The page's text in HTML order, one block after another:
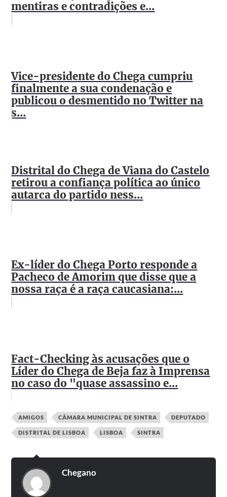
mentiras e contradições e...
Vice-presidente do Chega cumpriu
finalmente a sua condenação e
publicou o desmentido no Twitter na
s...
Distrital do Chega de Viana do Castelo
retirou a confiança política ao único
autarca do partido ness...
Ex-líder do Chega Porto responde a
Pacheco de Amorim que disse que a
nossa raça é a raça caucasiana:...
Fact-Checking às acusações que o
Líder do Chega de Beja faz à Imprensa
no caso do "quase assassino e...
AMIGOS CÂMARA MUNICIPAL DE SINTRA DEPUTADO
DISTRITAL DE LISBOA LISBOA SINTRA
Chegano